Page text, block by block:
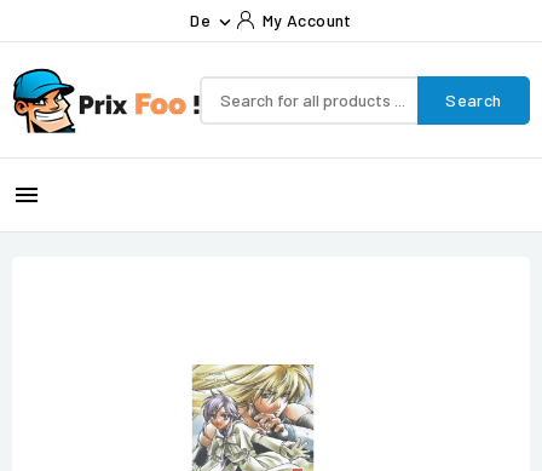
De  My Account
Search
